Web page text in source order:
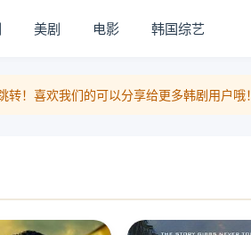
美剧 电影 韩国综艺
！喜欢我们的可以分享给更多韩剧用户哦！